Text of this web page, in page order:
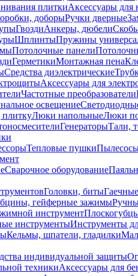
плиткиАксессуары
доборыРучки дверные
ГвоздиАнкеры, дюбели
ШплинтыПружины
Потолочные панели
ГерметикиМонтажная пена
Средства диэлектрические
Аксессуары для
Частотные преобразователи
освещение
Люки напольныеЛюки
ГенераторыТали,
Тепловые пушки
Сварочное оборудование
Головки, биты
гейферные зажимы
инструмент
инструментыИнструменты
Кельмы, шпатели, гладилки
индивидуальной защиты
техникиАксессуары для